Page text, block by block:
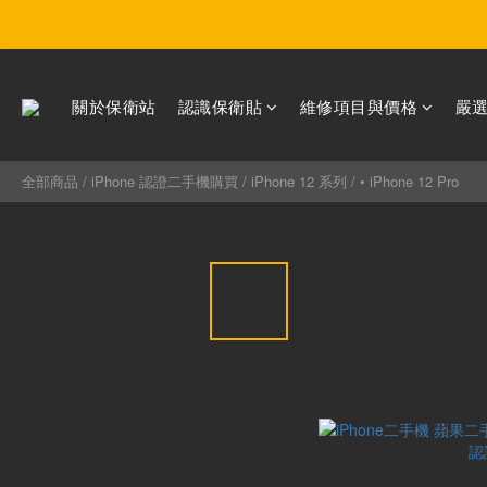
關於保衛站 認識保衛貼 維修項目與價格 嚴
全部商品 / iPhone 認證二手機購買 / iPhone 12 系列 / • iPhone 12 Pro